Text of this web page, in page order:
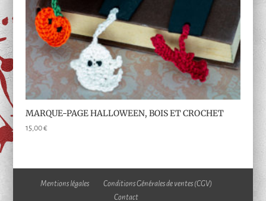
MARQUE-PAGE HALLOWEEN, BOIS ET CROCHET
15,00€
Mentions légales
Conditions Générales de ventes (CGV)
Contact